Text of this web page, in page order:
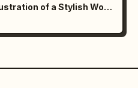
Minimalist Watercolor Illustration of a Stylish Woman